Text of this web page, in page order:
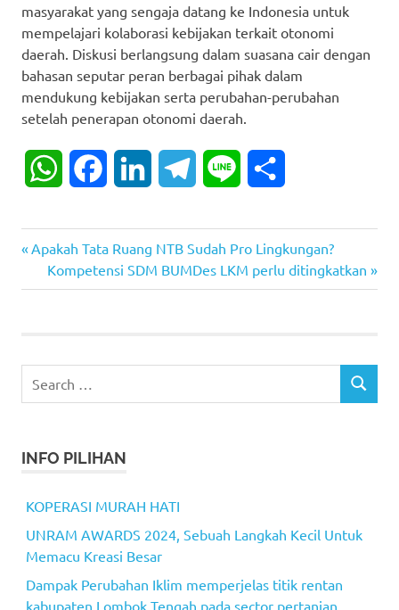
masyarakat yang sengaja datang ke Indonesia untuk
mempelajari kolaborasi kebijakan terkait otonomi
daerah. Diskusi berlangsung dalam suasana cair dengan
bahasan seputar peran berbagai pihak dalam
mendukung kebijakan serta perubahan-perubahan
setelah penerapan otonomi daerah.
WhatsAppFacebookLinkedIn TelegramLine
Post
navigation
Previous
Post:
Apakah Tata Ruang NTB Sudah Pro Lingkungan?
Next
Post:
Kompetensi SDM BUMDes LKM perlu ditingkatkan
for:
SEARCH
INFO PILIHAN
KOPERASI MURAH HATI
UNRAM AWARDS 2024, Sebuah Langkah Kecil Untuk
Memacu Kreasi Besar
Dampak Perubahan Iklim memperjelas titik rentan
kabupaten Lombok Tengah pada sector pertanian